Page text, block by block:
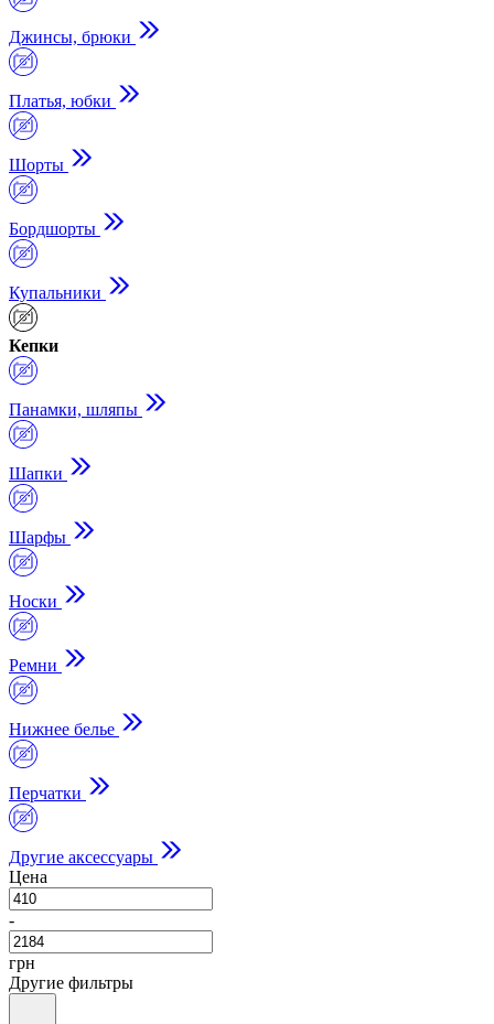
Джинсы, брюки
Платья, юбки
Шорты
Бордшорты
Купальники
Кепки
Панамки, шляпы
Шапки
Шарфы
Носки
Ремни
Нижнее белье
Перчатки
Другие аксессуары
Цена
-
грн
Другие фильтры